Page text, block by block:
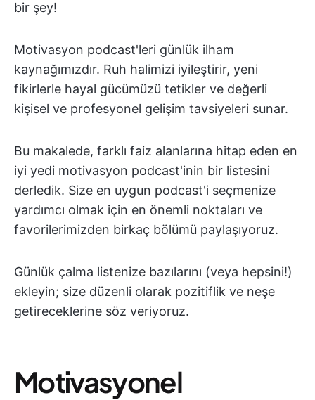
bir şey!
Motivasyon podcast'leri günlük ilham
kaynağımızdır. Ruh halimizi iyileştirir, yeni
fikirlerle hayal gücümüzü tetikler ve değerli
kişisel ve profesyonel gelişim tavsiyeleri sunar.
Bu makalede, farklı faiz alanlarına hitap eden en
iyi yedi motivasyon podcast'inin bir listesini
derledik. Size en uygun podcast'i seçmenize
yardımcı olmak için en önemli noktaları ve
favorilerimizden birkaç bölümü paylaşıyoruz.
Günlük çalma listenize bazılarını (veya hepsini!)
ekleyin; size düzenli olarak pozitiflik ve neşe
getireceklerine söz veriyoruz.
Motivasyonel